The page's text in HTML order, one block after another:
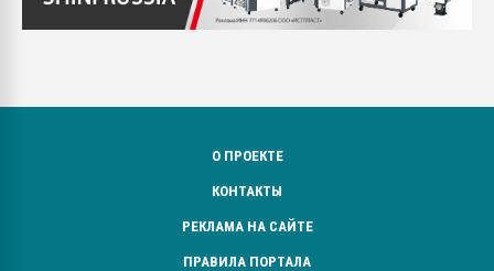
О ПРОЕКТЕ
КОНТАКТЫ
РЕКЛАМА НА САЙТЕ
ПРАВИЛА ПОРТАЛА